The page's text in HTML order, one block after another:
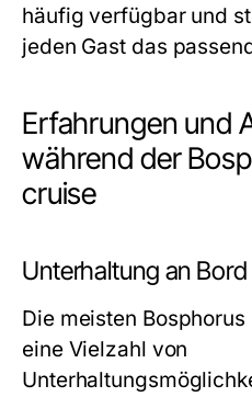
häufig verfügbar und
jeden Gast das
Erfahrungen und
während der
cruise
Unterhaltung an Bord
Die meisten
eine Vielzahl von